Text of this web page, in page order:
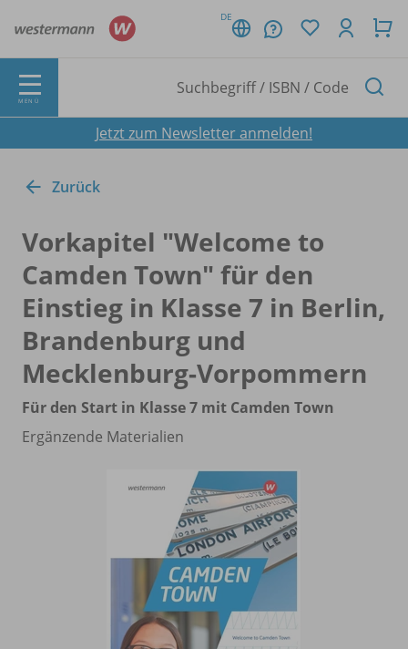
DE
MENÜ
Jetzt zum Newsletter anmelden!
Zurück
Vorkapitel "Welcome to
Camden Town" für den
Einstieg in Klasse 7 in Berlin,
Brandenburg und
Mecklenburg-Vorpommern
Für den Start in Klasse 7 mit Camden Town
Ergänzende Materialien